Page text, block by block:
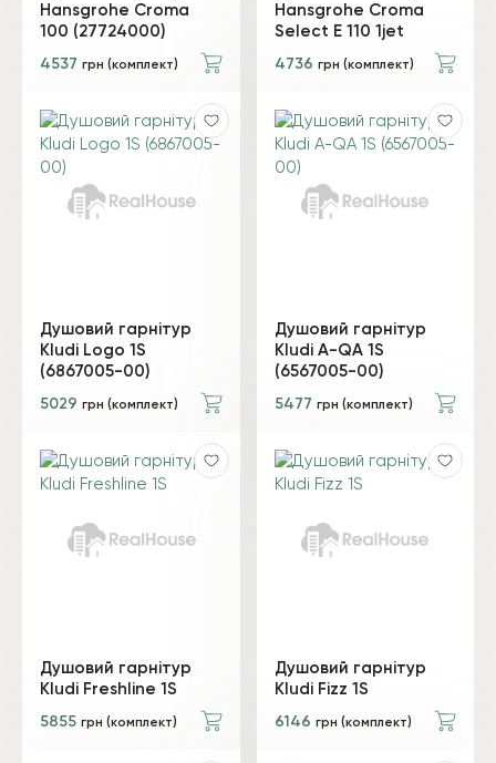
Hansgrohe Croma
100 (27724000)
4537 грн (комплект)
Hansgrohe Croma
Select E 110 1jet
4736 грн (комплект)
Душовий гарнітур
Kludi Logo 1S
(6867005-00)
5029 грн (комплект)
Душовий гарнітур
Kludi A-QA 1S
(6567005-00)
5477 грн (комплект)
Душовий гарнітур
Kludi Freshline 1S
5855 грн (комплект)
Душовий гарнітур
Kludi Fizz 1S
6146 грн (комплект)